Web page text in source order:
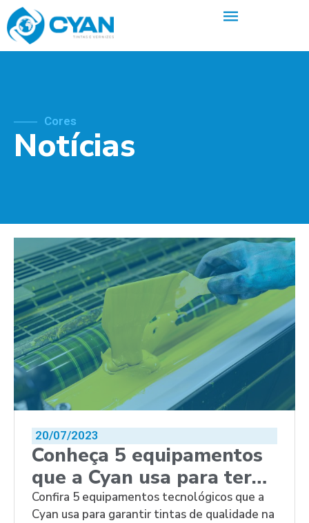
Cores
Notícias
20/07/2023
Conheça 5 equipamentos
que a Cyan usa para ter
qualidade em tintas
Confira 5 equipamentos tecnológicos que a
Cyan usa para garantir tintas de qualidade na